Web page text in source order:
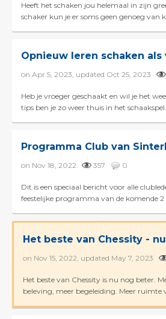
Heeft het schaken jou helemaal in zijn
schaker kun je er soms geen genoeg van
Opnieuw leren schaken als
on Apr 5, 2023, updated Oct 25, 2023
Heb je vroeger geschaakt en wil je het
tips ben je zo weer thuis in het schaakspel.
Programma Club van
on Nov 18, 2022 357 0
Dit is een speciaal bericht voor alle
feestelijke programma van de komende 2
Het beste van Chessity -
on Nov 15, 2022, updated May 7, 2023
Het beste van Chessity is nu nog beter.
beleving, meer begeleiding. Meer ruimte